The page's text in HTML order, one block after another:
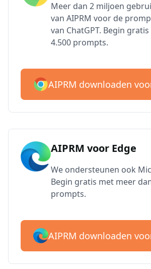
Meer dan 2 miljoen
van AIPRM voor de
van ChatGPT. Begin
4.500 prompts.
AIPRM downloaden
AIPRM voor Edge
We ondersteunen ook
Begin gratis met meer
prompts.
AIPRM downloaden